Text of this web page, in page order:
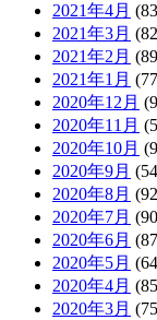
2021年4月
2021年3月
2021年2月
2021年1月
2020年12月
2020年11月
2020年10月
2020年9月
2020年8月
2020年7月
2020年6月
2020年5月
2020年4月
2020年3月